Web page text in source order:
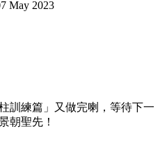
May 2023
訓練篇」又做完喇，等待下一
朝聖先！